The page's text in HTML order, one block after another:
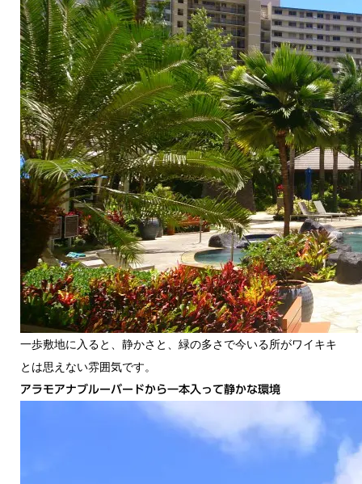
一歩敷地に入ると、静かさと、緑の多さで今いる所がワイキキ
とは思えない雰囲気です。
アラモアナブルーバードから一本入って静かな環境